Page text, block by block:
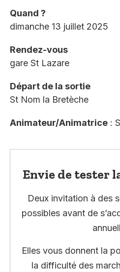
Quand ?
dimanche 13 juillet 2025
Rendez-vous
gare St Lazare
Départ de la sortie
St Nom la Bretèche
Animateur/Animatrice :
Envie de tester
Deux invitation à des
possibles avant de
Elles vous donnent la
la difficulté des